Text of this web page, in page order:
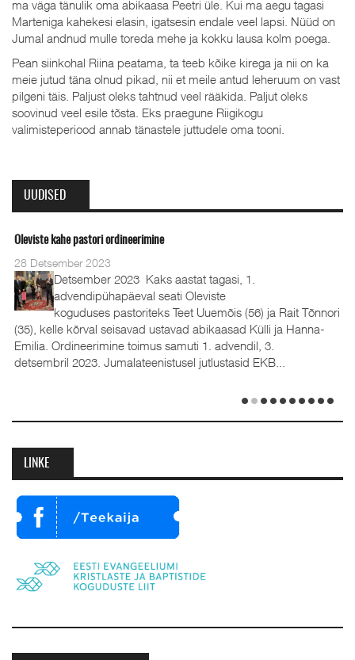
ma väga tänulik oma abikaasa Peetri üle. Kui ma aegu tagasi
Marteniga kahekesi elasin, igatsesin endale veel lapsi. Nüüd on
Jumal andnud mulle toreda mehe ja kokku lausa kolm poega.
Pean siinkohal Riina peatama, ta teeb kõike kirega ja nii on ka
meie jutud täna olnud pikad, nii et meile antud leheruum on vast
pilgeni täis. Paljust oleks tahtnud veel rääkida. Paljut oleks
soovinud veel esile tõsta. Eks praegune Riigikogu
valimisteperiood annab tänastele juttudele oma tooni.
UUDISED
Oleviste kahe pastori ordineerimine
28 Detsember 2023
Detsember 2023 Kaks aastat tagasi, 1.
advendipühapäeval seati Oleviste
koguduses pastoriteks Teet Uuemõis (56) ja Rait Tõnnori
(35), kelle kõrval seisavad ustavad abikaasad Külli ja Hanna-
Emilia. Ordineerimine toimus samuti 1. advendil, 3.
detsembril 2023. Jumalateenistusel jutlustasid EKB...
LINKE